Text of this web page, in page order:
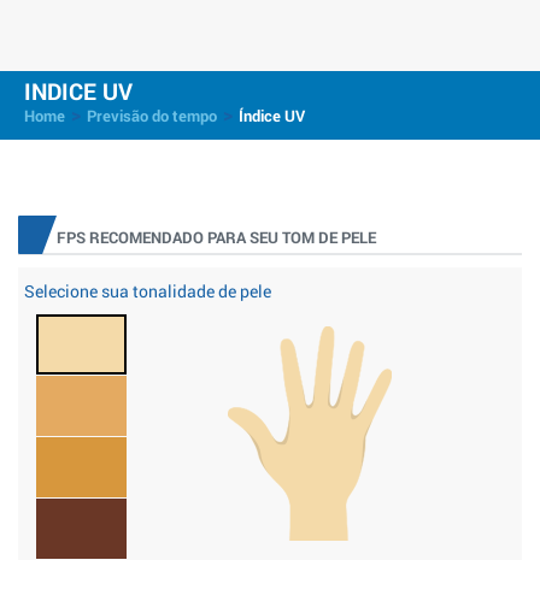
INDICE UV
Home Previsão do tempo Índice UV
FPS RECOMENDADO PARA SEU TOM DE PELE
Selecione sua tonalidade de pele